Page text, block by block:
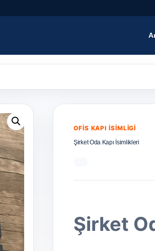
OFIS KAPI İSIMLIGI
Şirket Oda Kapı İsimlikleri
Şirket